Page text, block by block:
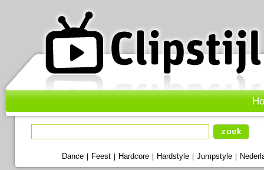
Dance Feest Hardcore Hardstyle Jumpstyle